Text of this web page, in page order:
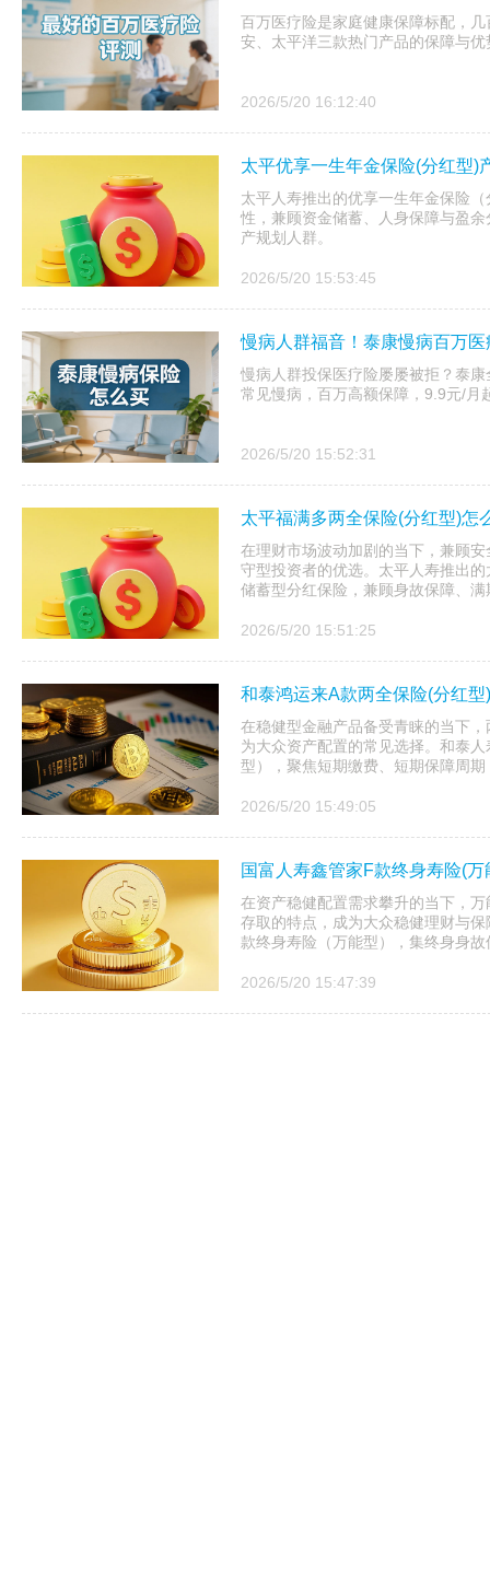
百万医疗险是家庭健康保障标配，
安、太平洋三款热门产品的保障与
2026/5/20 16:12:40
太平优享一生年金保险(分红型)
太平人寿推出的优享一生年金保险
性，兼顾资金储蓄、人身保障与盈
产规划人群。
2026/5/20 15:53:45
慢病人群福音！泰康慢病百万医
慢病人群投保医疗险屡屡被拒？泰
常见慢病，百万高额保障，9.9元/月
2026/5/20 15:52:31
太平福满多两全保险(分红型)怎
在理财市场波动加剧的当下，兼顾
守型投资者的优选。太平人寿推出
储蓄型分红保险，兼顾身故保障、
2026/5/20 15:51:25
和泰鸿运来A款两全保险(分红
在稳健型金融产品备受青睐的当下
为大众资产配置的常见选择。和泰
型），聚焦短期缴费、短期保障周
2026/5/20 15:49:05
国富人寿鑫管家F款终身寿险(
在资产稳健配置需求攀升的当下，
存取的特点，成为大众稳健理财与
款终身寿险（万能型），集终身身
2026/5/20 15:47:39